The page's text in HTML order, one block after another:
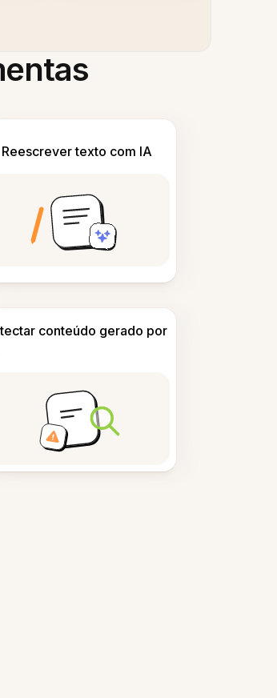
Reescrever texto com IA
conteúdo gerado por